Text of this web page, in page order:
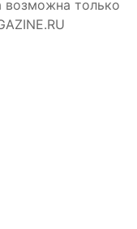
возможна только